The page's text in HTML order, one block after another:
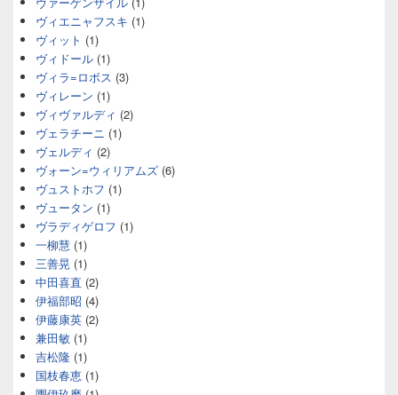
ヴィエニャフスキ (1)
ヴィット (1)
ヴィドール (1)
ヴィラ=ロボス (3)
ヴィレーン (1)
ヴィヴァルディ (2)
ヴェラチーニ (1)
ヴェルディ (2)
ヴォーン=ウィリアムズ (6)
ヴュストホフ (1)
ヴュータン (1)
ヴラディゲロフ (1)
一柳慧 (1)
三善晃 (1)
中田喜直 (2)
伊福部昭 (4)
伊藤康英 (2)
兼田敏 (1)
吉松隆 (1)
国枝春恵 (1)